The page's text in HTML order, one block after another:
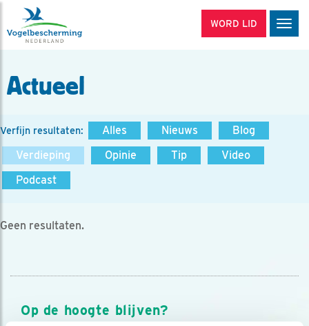
WORD LID
Actueel
Verfijn resultaten: Alles Nieuws
Blog
Verdieping
Opinie Tip
Video
Podcast
Geen resultaten.
Op de hoogte blijven?